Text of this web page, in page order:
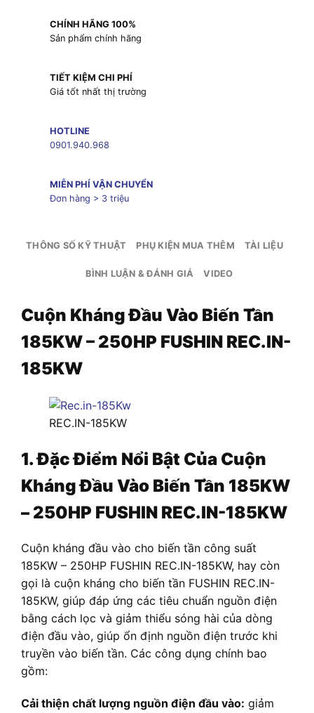
CHÍNH HÃNG 100%
Sản phẩm chính hãng
TIẾT KIỆM CHI PHÍ
Giá tốt nhất thị trường
HOTLINE
0901.940.968
MIỄN PHÍ VẬN CHUYỂN
Đơn hàng > 3 triệu
THÔNG SỐ KỸ THUẬT PHỤ KIỆN MUA THÊM TÀI LIỆU
BÌNH LUẬN & ĐÁNH GIÁ VIDEO
Cuộn Kháng Đầu Vào Biến Tần
185KW – 250HP FUSHIN REC.IN-
185KW
REC.IN-185KW
1. Đặc Điểm Nổi Bật Của Cuộn
Kháng Đầu Vào Biến Tần 185KW
– 250HP FUSHIN REC.IN-185KW
Cuộn kháng đầu vào cho biến tần công suất
185KW – 250HP FUSHIN REC.IN-185KW, hay còn
gọi là cuộn kháng cho biến tần FUSHIN REC.IN-
185KW, giúp đáp ứng các tiêu chuẩn nguồn điện
bằng cách lọc và giảm thiểu sóng hài của dòng
điện đầu vào, giúp ổn định nguồn điện trước khi
truyền vào biến tần. Các công dụng chính bao
gồm:
Cải thiện chất lượng nguồn điện đầu vào: giảm